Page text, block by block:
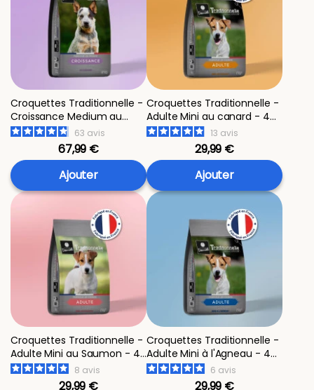
Croquettes Traditionnelle -
Croissance Medium au
Canard - 14 kg
63 avis
67,99 €
Ajouter
Croquettes Traditionnelle -
Adulte Mini au canard - 4
kg
13 avis
29,99 €
Ajouter
Croquettes Traditionnelle -
Adulte Mini au Saumon - 4
kg
8 avis
29,99 €
Croquettes Traditionnelle -
Adulte Mini à l'Agneau - 4
kg
6 avis
29,99 €